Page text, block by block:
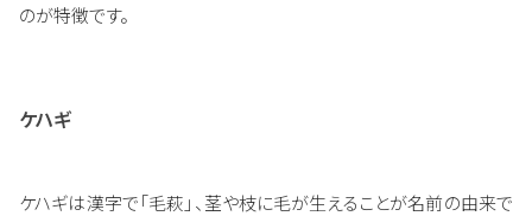
のが特徴です。
ケハギ
ケハギは漢字で「毛萩」、茎や枝に毛が生えることが名前の由来で